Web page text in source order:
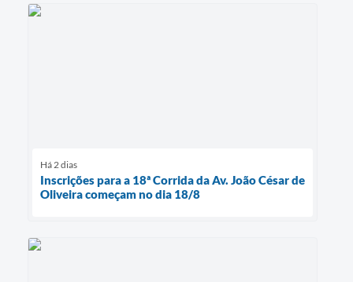
Há 2 dias
Inscrições para a 18ª Corrida da Av. João César de
Oliveira começam no dia 18/8